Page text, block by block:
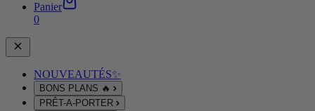
Panier
0
NOUVEAUTÉS✨
BONS PLANS 🔥
PRÊT-A-PORTER